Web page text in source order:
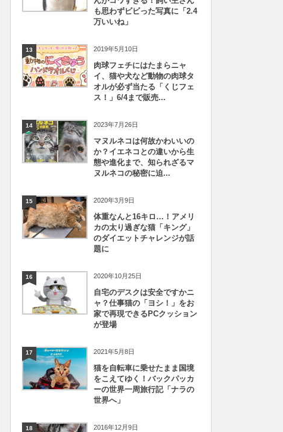
も思わずビビった写真に「2.4
万いいね」
13 2019年5月10日
肉球フェチにはたまらニャ
イ、猫や犬など動物の肉球タ
オルが必ず当たる「くじフェ
ス！」6/4まで販売...
14 2023年7月26日
マヌルネコは何故かわいいの
か？イエネコとの違いから生
態や進化まで、知られざるマ
ヌルネコの秘密に迫...
15 2020年3月9日
体重なんと16キロ…！アメリ
カの太り過ぎな猫「キング」
のダイエットチャレンジが話
題に
16 2020年10月25日
自宅のデスクは安全ですかニ
ャ？仕事猫の「ヨシ！」をお
家で再現できるPCクッション
が登場
17 2021年5月8日
猫を自転車に乗せたまま国境
をこえてゆく！バックパッカ
ーの世界一周旅行記「ナラの
世界へ」
18 2016年12月9日